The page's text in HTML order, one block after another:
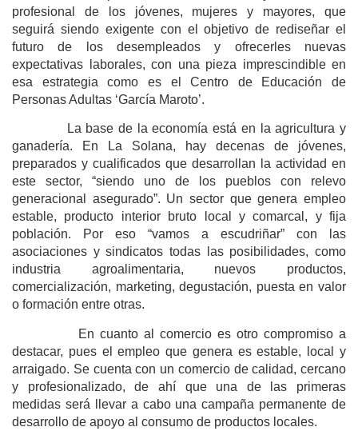
profesional de los jóvenes, mujeres y mayores, que
seguirá siendo exigente con el objetivo de rediseñar el
futuro de los desempleados y ofrecerles nuevas
expectativas laborales, con una pieza imprescindible en
esa estrategia como es el Centro de Educación de
Personas Adultas ‘García Maroto’.
La base de la economía está en la agricultura y
ganadería. En La Solana, hay decenas de jóvenes,
preparados y cualificados que desarrollan la actividad en
este sector, “siendo uno de los pueblos con relevo
generacional asegurado”. Un sector que genera empleo
estable, producto interior bruto local y comarcal, y fija
población. Por eso “vamos a escudriñar” con las
asociaciones y sindicatos todas las posibilidades, como
industria agroalimentaria, nuevos productos,
comercialización, marketing, degustación, puesta en valor
o formación entre otras.
En cuanto al comercio es otro compromiso a
destacar, pues el empleo que genera es estable, local y
arraigado. Se cuenta con un comercio de calidad, cercano
y profesionalizado, de ahí que una de las primeras
medidas será llevar a cabo una campaña permanente de
desarrollo de apoyo al consumo de productos locales.